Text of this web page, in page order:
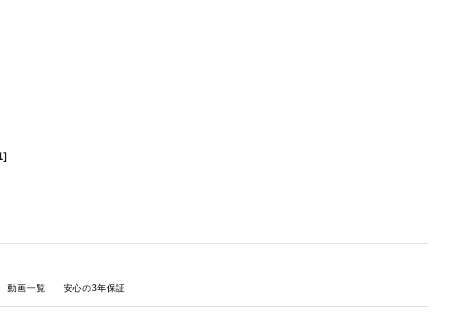
動画一覧 安心の3年保証